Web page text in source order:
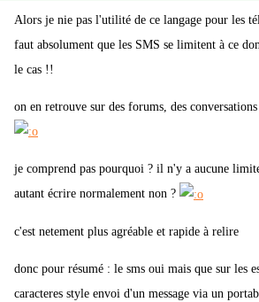
Alors je nie pas l'utilité de ce langage pour les
faut absolument que les SMS se limitent à ce
le cas !!
on en retrouve sur des forums, des
je comprend pas pourquoi ? il n'y a aucune
autant écrire normalement non ?
c'est netement plus agréable et rapide à relire
donc pour résumé : le sms oui mais que sur les
caracteres style envoi d'un message via un